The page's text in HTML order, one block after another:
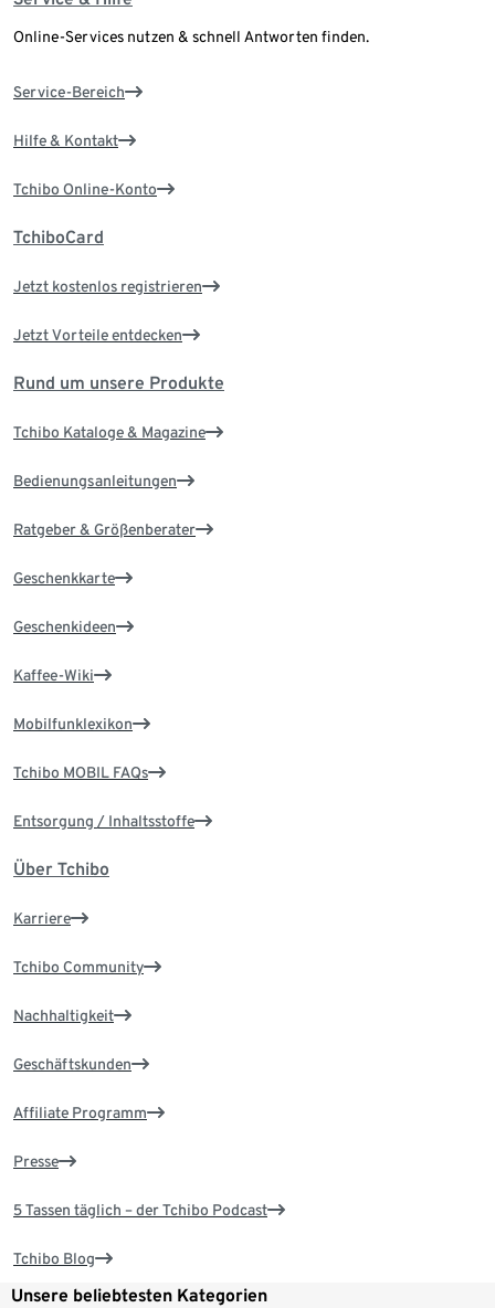
Online-Services nutzen & schnell Antworten finden.
Service-Bereich
Hilfe & Kontakt
Tchibo Online-Konto
TchiboCard
Jetzt kostenlos registrieren
Jetzt Vorteile entdecken
Rund um unsere Produkte
Tchibo Kataloge & Magazine
Bedienungsanleitungen
Ratgeber & Größenberater
Geschenkkarte
Geschenkideen
Kaffee-Wiki
Mobilfunklexikon
Tchibo MOBIL FAQs
Entsorgung / Inhaltsstoffe
Über Tchibo
Karriere
Tchibo Community
Nachhaltigkeit
Geschäftskunden
Affiliate Programm
Presse
5 Tassen täglich – der Tchibo Podcast
Tchibo Blog
Unsere beliebtesten Kategorien